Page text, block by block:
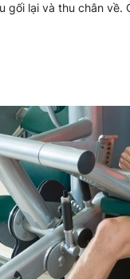
gối lại và thu chân